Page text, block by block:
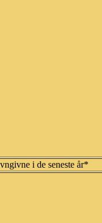
i de seneste år*